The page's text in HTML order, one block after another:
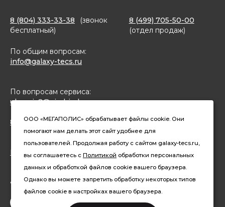
8 (804) 333-33-38
(звонок
бесплатный)
8 (499) 705-50-00
(отдел продаж)
По общим вопросам:
info@galaxy-tecs.ru
По вопросам сервиса:
ulservis2@simbirsk-crown.ru
8(962)633-02-15 (чат в MAX)
Конфиденциальность
Давайте дружить
ООО «МЕГАПОЛИС» обрабатывает файлы cookie. Они
помогают нам делать этот сайт удобнее для
пользователей. Продолжая работу с сайтом galaxy-tecs.ru,
вы соглашаетесь сПолитикой обработки персональных
данных и обработкой файлов cookie вашего браузера.
Однако вы можете запретить обработку некоторых типов
файлов cookie в настройках вашего браузера.